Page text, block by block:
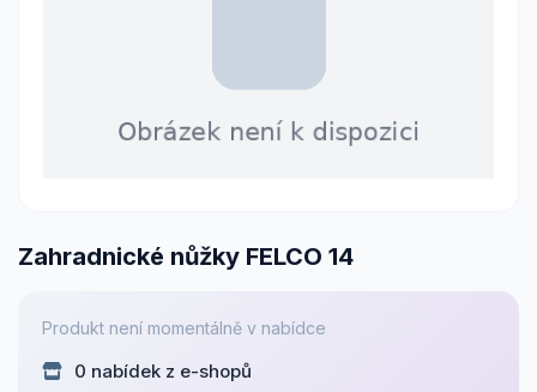
Zahradnické nůžky FELCO 14
Produkt není momentálně v nabídce
0 nabídek z e-shopů